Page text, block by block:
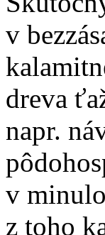
v
dreva
napr.
v
z toho